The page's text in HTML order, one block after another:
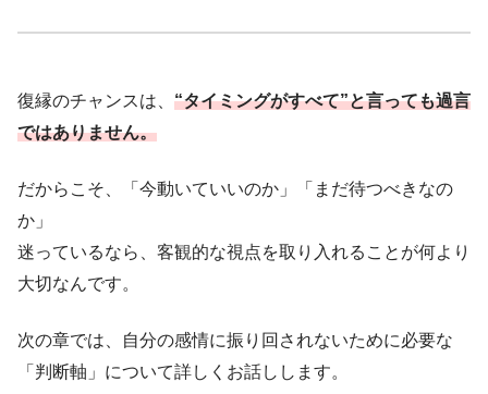
復縁のチャンスは、 “タイミングがすべて”と言っても過言
ではありません。
だからこそ、「今動いていいのか」「まだ待つべきなの
か」
迷っているなら、客観的な視点を取り入れることが何より
大切なんです。
次の章では、自分の感情に振り回されないために必要な
「判断軸」について詳しくお話しします。